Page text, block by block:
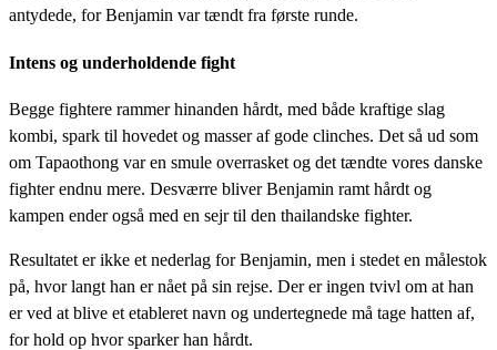
antydede, for Benjamin var tændt fra første runde.
Intens og underholdende fight
Begge fightere rammer hinanden hårdt, med både kraftige slag
kombi, spark til hovedet og masser af gode clinches. Det så ud som
om Tapaothong var en smule overrasket og det tændte vores danske
fighter endnu mere. Desværre bliver Benjamin ramt hårdt og
kampen ender også med en sejr til den thailandske fighter.
Resultatet er ikke et nederlag for Benjamin, men i stedet en målestok
på, hvor langt han er nået på sin rejse. Der er ingen tvivl om at han
er ved at blive et etableret navn og undertegnede må tage hatten af,
for hold op hvor sparker han hårdt.